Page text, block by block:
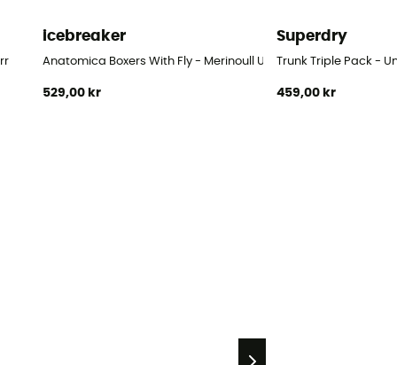
icebreaker
Anatomica Boxers With Fly - Merinoull Underställsbyxor
529,00 kr
Superdry
Trunk Triple Pack -
459,00 kr